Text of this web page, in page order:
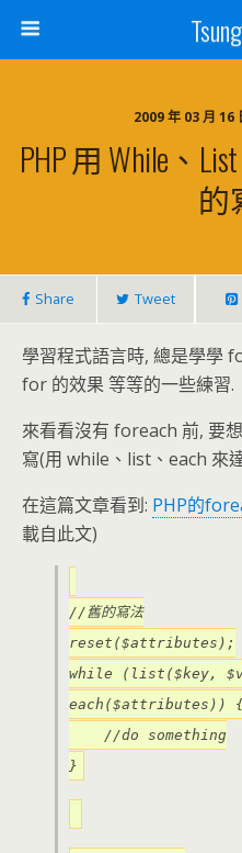
2009 年 03 月
PHP 用 While、
的
Share Tweet
學習程式語言時, 總是學學
for 的效果 等等的一些練習.
來看看沒有 foreach 前, 要
寫(用 while、list、each 來
在這篇文章看到: PHP的
載自此文)
//舊的寫法
reset($attributes);
while (list($key,
each($attributes))
//do something
}